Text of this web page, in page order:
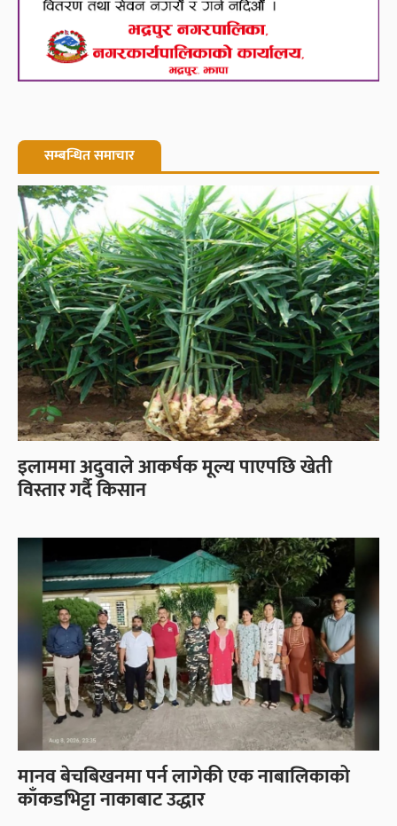
सम्बन्धित समाचार
इलाममा अदुवाले आकर्षक मूल्य पाएपछि खेती
विस्तार गर्दै किसान
मानव बेचबिखनमा पर्न लागेकी एक नाबालिकाको
काँकडभिट्टा नाकाबाट उद्धार